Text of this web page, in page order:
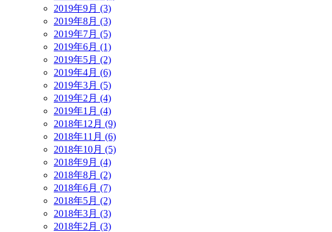
2019年9月 (3)
2019年8月 (3)
2019年7月 (5)
2019年6月 (1)
2019年5月 (2)
2019年4月 (6)
2019年3月 (5)
2019年2月 (4)
2019年1月 (4)
2018年12月 (9)
2018年11月 (6)
2018年10月 (5)
2018年9月 (4)
2018年8月 (2)
2018年6月 (7)
2018年5月 (2)
2018年3月 (3)
2018年2月 (3)